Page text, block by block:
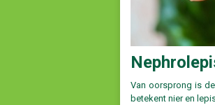
Van oorsprong is
betekent nier en